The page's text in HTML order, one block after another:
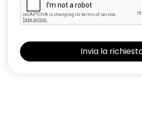
shark antenna
sistema di frenata d'emergenza attiva
pedoni, ciclisti e incroci